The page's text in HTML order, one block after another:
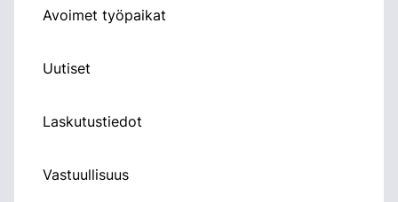
Avoimet työpaikat
Uutiset
Laskutustiedot
Vastuullisuus